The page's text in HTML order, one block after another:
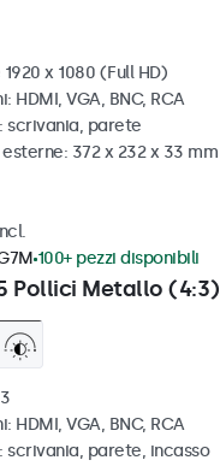
x 1080 (Full HD)
HDMI, VGA, BNC, RCA
scrivania, parete
372 x 232 x 33 mm
Pollici Metallo (4:3)
100+ pezzi disponibili
HDMI, VGA, BNC, RCA
scrivania, parete, incasso